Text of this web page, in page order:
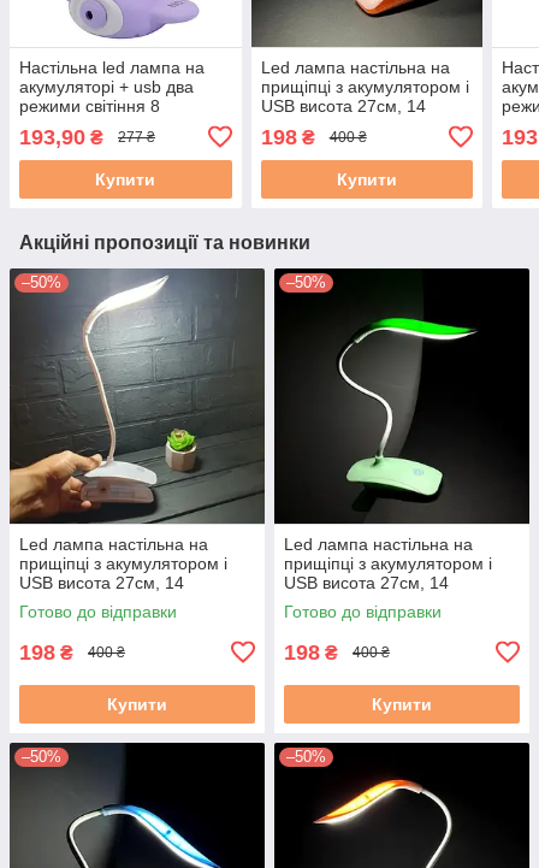
Настільна led лампа на
акумуляторі + usb два
режими світіння 8
стругачка, гнучка led
лампа 18 см фіолетова
193,90 ₴ 277 ₴
Купити
Led лампа настільна на
прищіпці з акумулятором і
USB висота 27см, 14
світіння, рожева
198₴ 400 ₴
Купити
Акційні пропозиції та новинки
–50%
Led лампа настільна на
прищіпці з акумулятором і
USB висота 27см, 14
світлодіодів 3 режими
світіння, біла
Готово до відправки
198 ₴ 400 ₴
Купити
–50%
Led лампа настільна на
прищіпці з акумулятором і
USB висота 27см, 14
світлодіодів 3 режими
світіння, зелена
Готово до відправки
198 ₴ 400 ₴
Купити
–50% –50%